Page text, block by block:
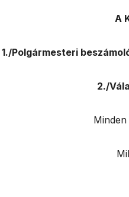
A
1./Polgármesteri
2./